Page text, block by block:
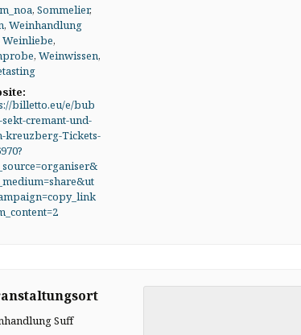
,Sommelier,
,Weinhandlung
Weinliebe,
,Weinwissen,
billetto.eu/e/bub
cremant-und-
kreuzberg-Tickets-
Suff